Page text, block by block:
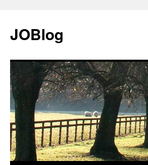
JOBlog